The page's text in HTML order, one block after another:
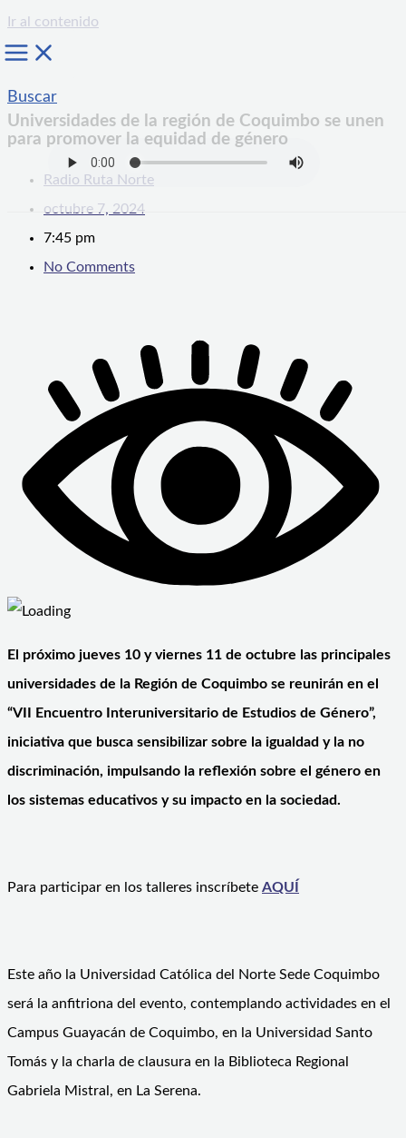
Ir al contenido
Buscar
Universidades de la región de Coquimbo se unen
para promover la equidad de género
Radio Ruta Norte
octubre 7, 2024
7:45 pm
No Comments
El próximo jueves 10 y viernes 11 de octubre las principales
universidades de la Región de Coquimbo se reunirán en el
“VII Encuentro Interuniversitario de Estudios de Género”,
iniciativa que busca sensibilizar sobre la igualdad y la no
discriminación, impulsando la reflexión sobre el género en
los sistemas educativos y su impacto en la sociedad.
Para participar en los talleres inscríbete AQUÍ
Este año la Universidad Católica del Norte Sede Coquimbo
será la anfitriona del evento, contemplando actividades en el
Campus Guayacán de Coquimbo, en la Universidad Santo
Tomás y la charla de clausura en la Biblioteca Regional
Gabriela Mistral, en La Serena.